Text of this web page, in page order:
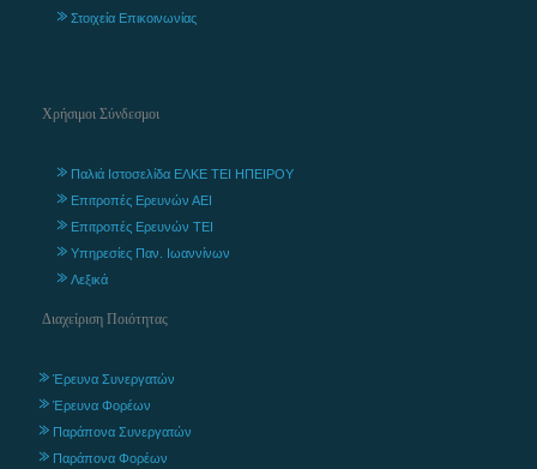
Στοιχεία Επικοινωνίας
Χρήσιμοι Σύνδεσμοι
Παλιά Ιστοσελίδα ΕΛΚΕ ΤΕΙ ΗΠΕΙΡΟΥ
Επιτροπές Ερευνών ΑΕΙ
Επιτροπές Ερευνών ΤΕΙ
Υπηρεσίες Παν. Ιωαννίνων
Λεξικά
Διαχείριση Ποιότητας
Έρευνα Συνεργατών
Έρευνα Φορέων
Παράπονα Συνεργατών
Παράπονα Φορέων